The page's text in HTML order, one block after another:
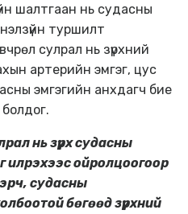
шалтгаан нь судасны
туршилт
сулрал нь зүрхний
артерийн эмгэг, цус
эмгэгийн анхдагч бие
болдог.
нь зүрх судасны
илрэхээс ойролцоогоор
судасны
бөгөөд зүрхний